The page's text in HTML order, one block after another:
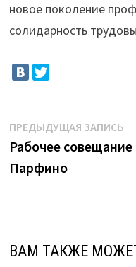
новое поколение
солидарность
Навигация
по
записям
ПРЕДЫДУЩАЯ ЗАПИСЬ
Рабочее совещание
Парфино
ВАМ ТАКЖЕ